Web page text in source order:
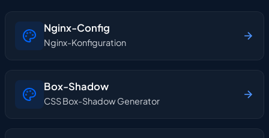
Nginx-Config
Nginx-Konfiguration
Box-Shadow
CSS Box-Shadow Generator